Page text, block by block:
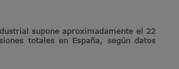
supone aproximadamente el 22
totales en España, según datos